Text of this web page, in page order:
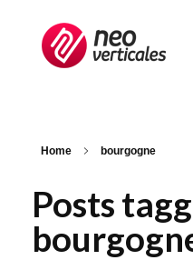
Home bourgogne
Posts